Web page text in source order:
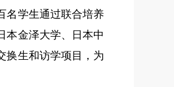
名学生通过联合培养
本金泽大学、日本中
换生和访学项目，为